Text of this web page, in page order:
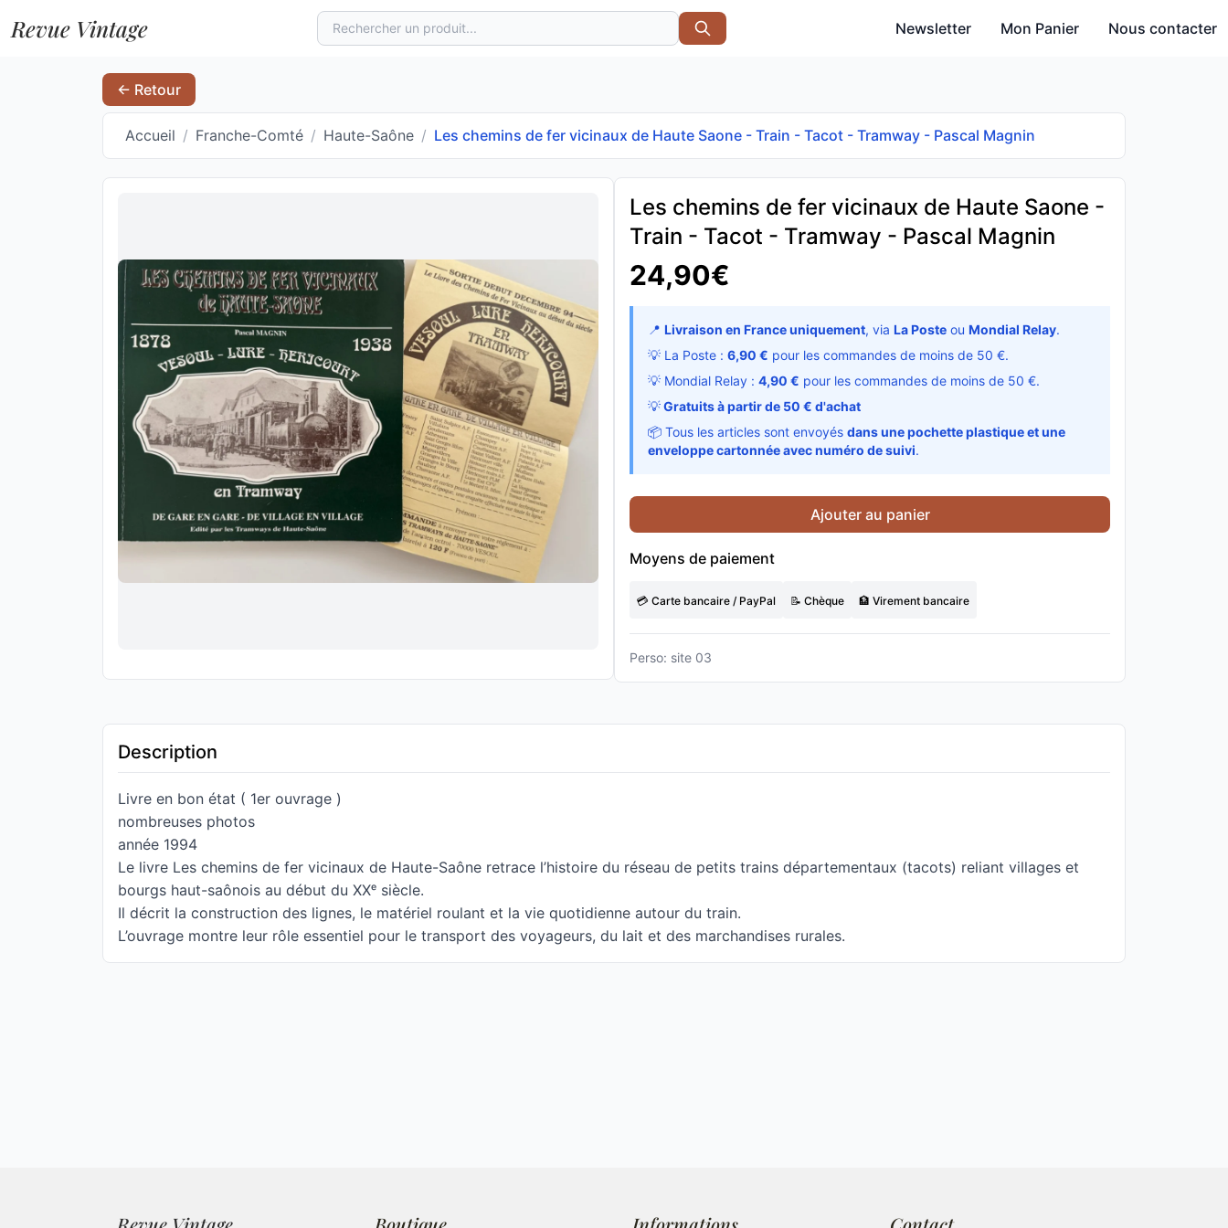
Revue Vintage Newsletter Mon Panier Nous contacter
← Retour
Accueil / Franche-Comté / Haute-Saône / Les chemins de fer vicinaux de Haute Saone - Train - Tacot - Tramway - Pascal Magnin
Les chemins de fer vicinaux de Haute Saone -
Train - Tacot - Tramway - Pascal Magnin
24,90€
📍 Livraison en France uniquement, via La Poste ou Mondial Relay.
💡 La Poste : 6,90 € pour les commandes de moins de 50 €.
💡 Mondial Relay : 4,90 € pour les commandes de moins de 50 €.
💡Gratuits à partir de 50 € d'achat
📦 Tous les articles sont envoyés dans une pochette plastique et une
enveloppe cartonnée avec numéro de suivi.
Ajouter au panier
Moyens de paiement
💳 Carte bancaire / PayPal 📝 Chèque 🏦 Virement bancaire
Perso: site 03
Description
Livre en bon état ( 1er ouvrage )
nombreuses photos
année 1994
Le livre Les chemins de fer vicinaux de Haute-Saône retrace l’histoire du réseau de petits trains départementaux (tacots) reliant villages et
bourgs haut-saônois au début du XXᵉ siècle.
Il décrit la construction des lignes, le matériel roulant et la vie quotidienne autour du train.
L’ouvrage montre leur rôle essentiel pour le transport des voyageurs, du lait et des marchandises rurales.